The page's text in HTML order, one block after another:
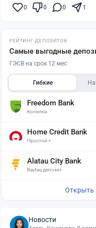
0 0 0 1
РЕЙТИНГ ДЕПОЗИТОВ
Самые выгодные
ГЭСВ на срок 12 мес
Гибкие
Freedom Bank
Копилка
Home Credit Bank
Простой +
Alatau City Bank
Baytaq депозит
Открыть
Новости